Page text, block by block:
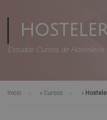
Estudiar Cursos de
Inicio » Cursos »